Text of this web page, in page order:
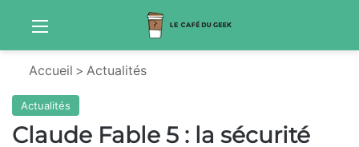
Menu
Accueil > Actualités
Actualités
Claude Fable 5 : la sécurité